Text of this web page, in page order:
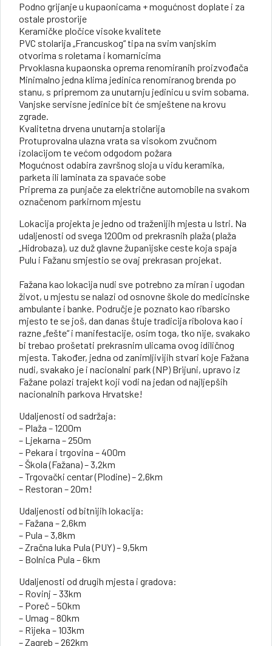
Podno grijanje u kupaonicama + mogućnost doplate i za
ostale prostorije
Keramičke pločice visoke kvalitete
PVC stolarija „Francuskog“ tipa na svim vanjskim
otvorima s roletama i komarnicima
Prvoklasna kupaonska oprema renomiranih proizvođača
Minimalno jedna klima jedinica renomiranog brenda po
stanu, s pripremom za unutarnju jedinicu u svim sobama.
Vanjske servisne jedinice bit će smještene na krovu
zgrade.
Kvalitetna drvena unutarnja stolarija
Protuprovalna ulazna vrata sa visokom zvučnom
izolacijom te većom odgodom požara
Mogućnost odabira završnog sloja u vidu keramika,
parketa ili laminata za spavaće sobe
Priprema za punjače za električne automobile na svakom
označenom parkirnom mjestu
Lokacija projekta je jedno od traženijih mjesta u Istri. Na
udaljenosti od svega 1200m od prekrasnih plaža (plaža
„Hidrobaza), uz duž glavne županijske ceste koja spaja
Pulu i Fažanu smjestio se ovaj prekrasan projekat.
Fažana kao lokacija nudi sve potrebno za miran i ugodan
život, u mjestu se nalazi od osnovne škole do medicinske
ambulante i banke. Područje je poznato kao ribarsko
mjesto te se još, dan danas štuje tradicija ribolova kao i
razne „fešte“ i manifestacije, osim toga, tko nije, svakako
bi trebao prošetati prekrasnim ulicama ovog idiličnog
mjesta. Također, jedna od zanimljivijih stvari koje Fažana
nudi, svakako je i nacionalni park (NP) Brijuni, upravo iz
Fažane polazi trajekt koji vodi na jedan od najljepših
nacionalnih parkova Hrvatske!
Udaljenosti od sadržaja:
– Plaža – 1200m
– Ljekarna – 250m
– Pekara i trgovina – 400m
– Škola (Fažana) – 3,2km
– Trgovački centar (Plodine) – 2,6km
– Restoran – 20m!
Udaljenosti od bitnijih lokacija:
– Fažana – 2,6km
– Pula – 3,8km
– Zračna luka Pula (PUY) – 9,5km
– Bolnica Pula – 6km
Udaljenosti od drugih mjesta i gradova:
– Rovinj – 33km
– Poreč – 50km
– Umag – 80km
– Rijeka – 103km
– Zagreb – 262km